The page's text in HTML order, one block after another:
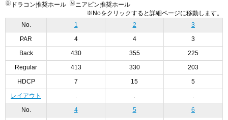
ドラコン推奨ホール
ニアピン推奨ホール
※Noをクリックすると詳細ページに移動します。
No.
1 2 3
PAR 4 4 3
Back 430 355 225
Regular 413 330 203
HDCP 7 15 5
レイアウト
No. 4 5 6